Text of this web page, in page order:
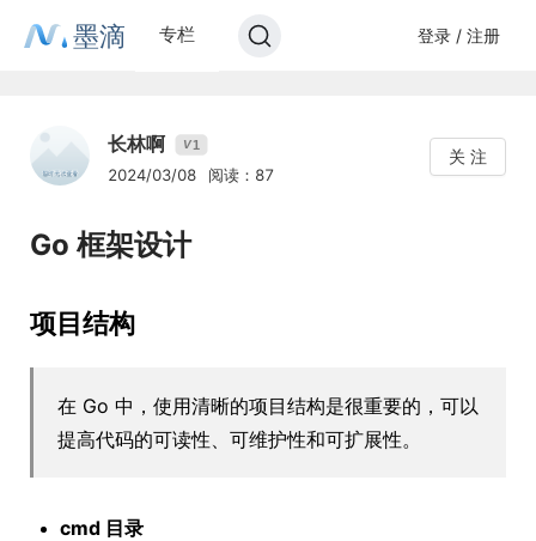
墨滴 专栏 登录 / 注册
长林啊 V1
2024/03/08 阅读：87
关 注
Go 框架设计
项目结构
在 Go 中，使用清晰的项目结构是很重要的，可以
提高代码的可读性、可维护性和可扩展性。
cmd 目录